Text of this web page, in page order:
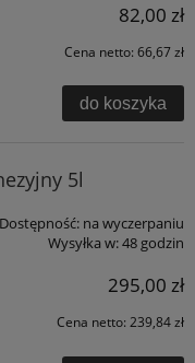
82,00 zł
Cena netto: 66,67 zł
do koszyka
5l
Dostępność: na wyczerpaniu
Wysyłka w:48 godzin
295,00 zł
Cena netto: 239,84 zł